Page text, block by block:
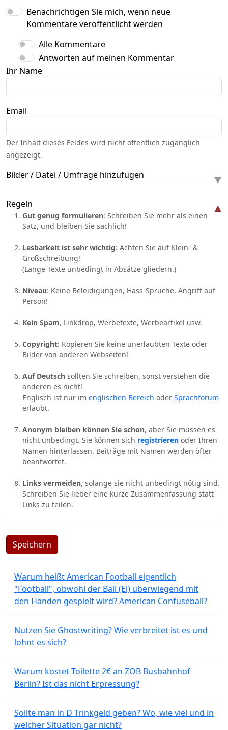
Benachrichtigen Sie mich, wenn neue
Kommentare veröffentlicht werden
Alle Kommentare
Antworten auf meinen Kommentar
Ihr Name
Email
Der Inhalt dieses Feldes wird nicht öffentlich zugänglich
angezeigt.
Bilder / Datei / Umfrage hinzufügen
Regeln
Gut genug formulieren: Schreiben Sie mehr als einen
Satz, und bleiben Sie sachlich!
Lesbarkeit ist sehr wichtig: Achten Sie auf Klein- &
Großschreibung!
(Lange Texte unbedingt in Absätze gliedern.)
Niveau: Keine Beleidigungen, Hass-Sprüche, Angriff auf
Person!
Kein Spam, Linkdrop, Werbetexte, Werbeartikel usw.
Copyright: Kopieren Sie keine unerlaubten Texte oder
Bilder von anderen Webseiten!
Auf Deutsch sollten Sie schreiben, sonst verstehen die
anderen es nicht!
Englisch ist nur im englischen Bereich oder Sprachforum
erlaubt.
Anonym bleiben können Sie schon, aber Sie müssen es
nicht unbedingt. Sie können sich registrieren oder Ihren
Namen hinterlassen. Beiträge mit Namen werden öfter
beantwortet.
Links vermeiden, solange sie nicht unbedingt nötig sind.
Schreiben Sie lieber eine kurze Zusammenfassung statt
Links zu teilen.
Speichern
Warum heißt American Football eigentlich
"Football", obwohl der Ball (Ei) überwiegend mit
den Händen gespielt wird? American Confuseball?
Nutzen Sie Ghostwriting? Wie verbreitet ist es und
lohnt es sich?
Warum kostet Toilette 2€ an ZOB Busbahnhof
Berlin? Ist das nicht Erpressung?
Sollte man in D Trinkgeld geben? Wo, wie viel und in
welcher Situation gar nicht?